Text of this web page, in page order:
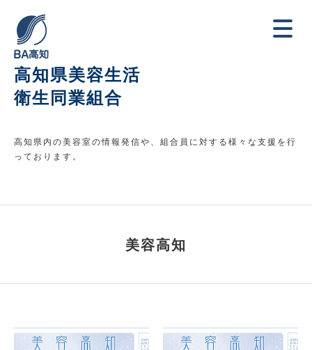
高知県美容生活
衛生同業組合
高知県内の美容室の情報発信や、組合員に対する様々な支援を行
っております。
美容高知